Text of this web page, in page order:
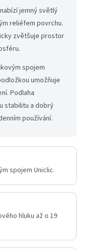
nabízí jemný světlý
reliéfem povrchu.
zvětšuje prostor
spojem
umožňuje
Podlaha
stabilitu a dobrý
používání.
spojem Uniclic.
hluku až o 19